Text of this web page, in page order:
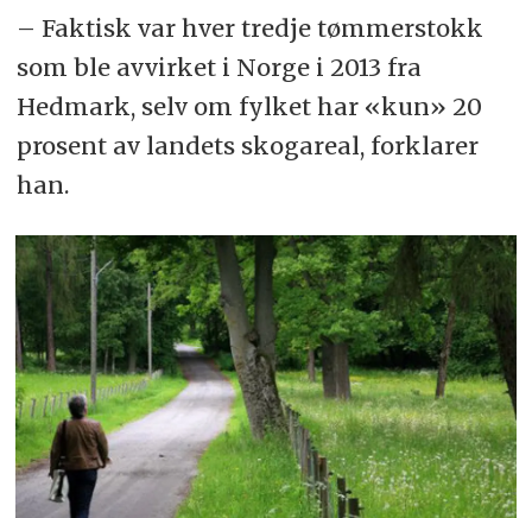
– Faktisk var hver tredje tømmerstokk
som ble avvirket i Norge i 2013 fra
Hedmark, selv om fylket har «kun» 20
prosent av landets skogareal, forklarer
han.